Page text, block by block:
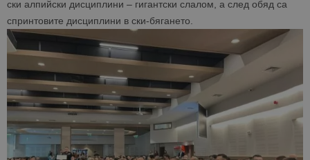
ски алпийски дисциплини – гигантски слалом, а след обяд са
спринтовите дисциплини в ски-бягането.